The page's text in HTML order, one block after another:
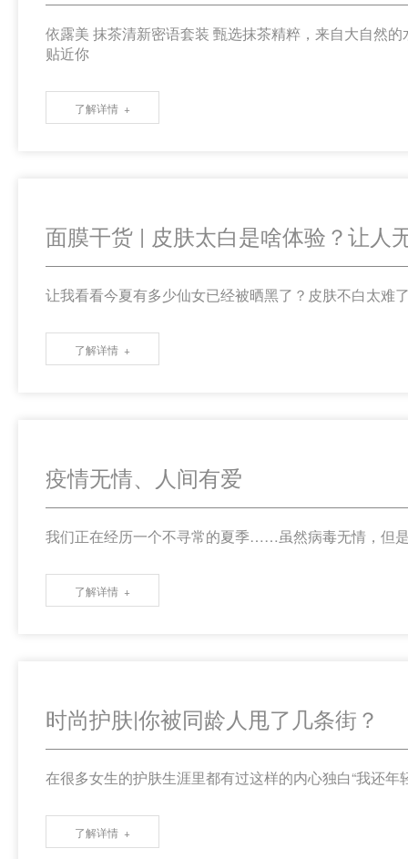
依露美 抹茶清新密语套装 甄选抹茶精粹，来自大自然
贴近你
了解详情
面膜干货 | 皮肤太白是啥体验？让人
让我看看今夏有多少仙女已经被晒黑了？皮肤不白太难
了解详情
疫情无情、人间有爱
我们正在经历一个不寻常的夏季……虽然病毒无情，但
了解详情
时尚护肤|你被同龄人甩了几条街？
在很多女生的护肤生涯里都有过这样的内心独白“我还
了解详情